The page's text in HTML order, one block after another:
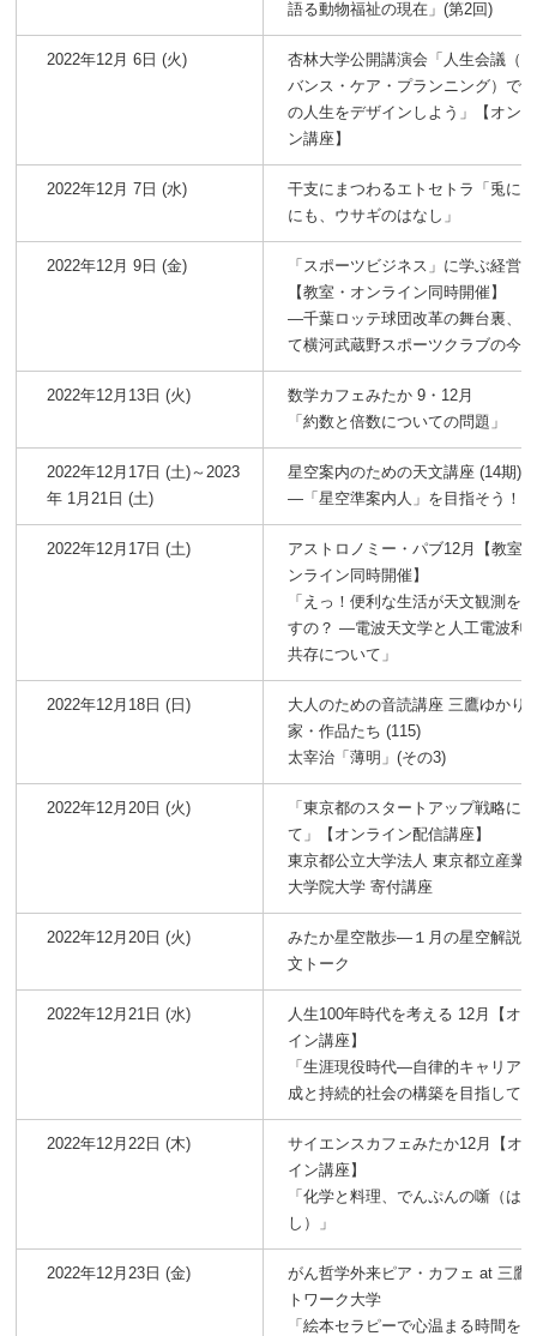
語る動物福祉の現在」(第2回)
2022年12月 6日 (火)
杏林大学公開講演会「人生会議（
バンス・ケア・プランニング）で
の人生をデザインしよう」【オン
ン講座】
2022年12月 7日 (水)
干支にまつわるエトセトラ「兎に
にも、ウサギのはなし」
2022年12月 9日 (金)
「スポーツビジネス」に学ぶ経営
【教室・オンライン同時開催】
―千葉ロッテ球団改革の舞台裏、
て横河武蔵野スポーツクラブの今
2022年12月13日 (火)
数学カフェみたか 9・12月
「約数と倍数についての問題」
2022年12月17日 (土)～2023
年 1月21日 (土)
星空案内のための天文講座 (14期)
―「星空準案内人」を目指そう！
2022年12月17日 (土)
アストロノミー・パブ12月【教室
ンライン同時開催】
「えっ！便利な生活が天文観測を
すの？ ―電波天文学と人工電波利
共存について」
2022年12月18日 (日)
大人のための音読講座 三鷹ゆかり
家・作品たち (115)
太宰治「薄明」(その3)
2022年12月20日 (火)
「東京都のスタートアップ戦略に
て」【オンライン配信講座】
東京都公立大学法人 東京都立産業
大学院大学 寄付講座
2022年12月20日 (火)
みたか星空散歩―１月の星空解説
文トーク
2022年12月21日 (水)
人生100年時代を考える 12月【オ
イン講座】
「生涯現役時代―自律的キャリア
成と持続的社会の構築を目指して」
2022年12月22日 (木)
サイエンスカフェみたか12月【オ
イン講座】
「化学と料理、でんぷんの噺（はな
し）」
2022年12月23日 (金)
がん哲学外来ピア・カフェ at 三鷹
トワーク大学
「絵本セラピーで心温まる時間を」